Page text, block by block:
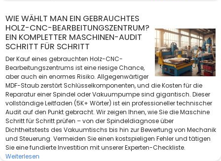
WIE WÄHLT MAN EIN GEBRAUCHTES
HOLZ-CNC-BEARBEITUNGSZENTRUM?
EIN KOMPLETTER MASCHINEN-AUDIT
SCHRITT FÜR SCHRITT
Der Kauf eines gebrauchten Holz-CNC-
Bearbeitungszentrums ist eine riesige Chance,
aber auch ein enormes Risiko. Allgegenwärtiger
MDF-Staub zerstört Schlüsselkomponenten, und die Kosten für die
Reparatur einer Spindel oder Vakuumpumpe sind gigantisch. Dieser
vollständige Leitfaden (5K+ Wörter) ist ein professioneller technischer
Audit auf den Punkt gebracht. Wir zeigen Ihnen, wie Sie die Maschine
Schritt für Schritt prüfen – von der Spindeldiagnose über
Dichtheitstests des Vakuumtischs bis hin zur Bewertung von Mechanik
und Steuerung. Vermeiden Sie einen kostspieligen Fehler und tätigen
Sie eine fundierte Investition mit unserer Experten-Checkliste.
Weiterlesen